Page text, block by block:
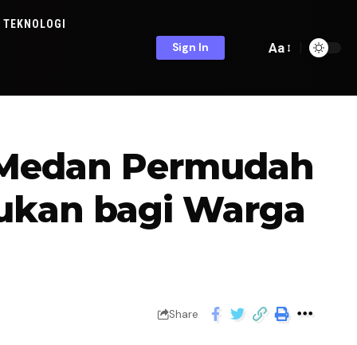
TEKNOLOGI
Sign In Aa
Permudah
bagi Warga
Share